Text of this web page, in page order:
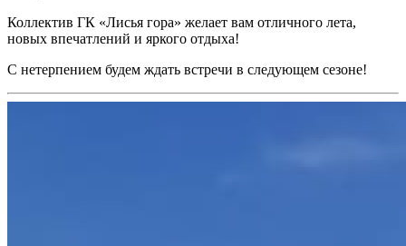
Коллектив ГК «Лисья гора» желает вам отличного лета,
новых впечатлений и яркого отдыха!
С нетерпением будем ждать встречи в следующем сезоне!